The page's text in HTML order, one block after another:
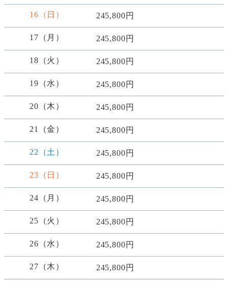
16（日） 245,800円
17（月） 245,800円
18（火） 245,800円
19（水） 245,800円
20（木） 245,800円
21（金） 245,800円
22（土） 245,800円
23（日） 245,800円
24（月） 245,800円
25（火） 245,800円
26（水） 245,800円
27（木） 245,800円